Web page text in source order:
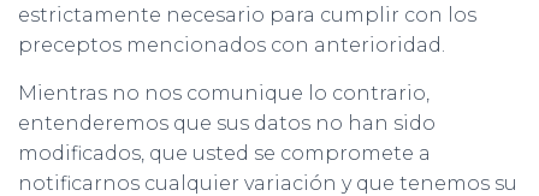
estrictamente necesario para cumplir con los
preceptos mencionados con anterioridad.
Mientras no nos comunique lo contrario,
entenderemos que sus datos no han sido
modificados, que usted se compromete a
notificarnos cualquier variación y que tenemos su